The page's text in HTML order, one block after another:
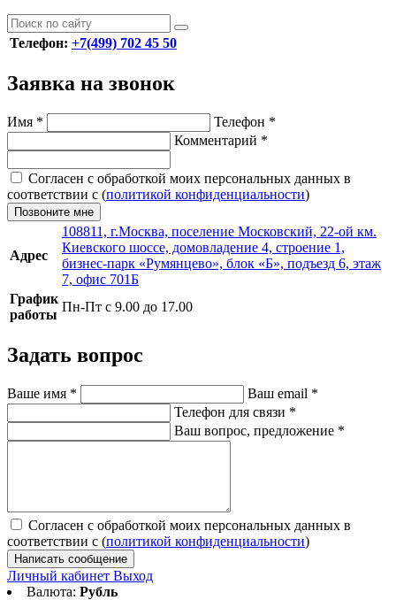
Телефон: +7(499) 702 45 50
Заявка на звонок
Имя * Телефон *
Комментарий *
Согласен с обработкой моих персональных данных в
соответствии с (политикой конфиденциальности)
Позвоните мне
Адрес
108811, г.Москва, поселение Московский, 22-ой км.
Киевского шоссе, домовладение 4, строение 1,
бизнес-парк «Румянцево», блок «Б», подъезд 6, этаж
7, офис 701Б
График
работы
Пн-Пт с 9.00 до 17.00
Задать вопрос
Ваше имя * Ваш email *
Телефон для связи *
Ваш вопрос, предложение *
Согласен с обработкой моих персональных данных в
соответствии с (политикой конфиденциальности)
Написать сообщение
Личный кабинет Выход
Валюта: Рубль